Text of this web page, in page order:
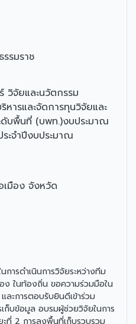
รมราช
วิจัยและนวัตกรรม
ารและจัดการทุนวิจัยและ
บพื้นที่ (บพท.)งบประมาณ
ะจำปีงบประมาณ
เมือง จังหวัด
การดำเนินการวิจัยระหว่างทีม
ง ในท้องถิ่น ขอความร่วมมือใน
ละการตอบรับยินดีเข้าร่วม
ก็บข้อมูล อบรมผู้ช่วยวิจัยในการ
ะที่ 2 การลงพื้นที่เก็บรวบรวม